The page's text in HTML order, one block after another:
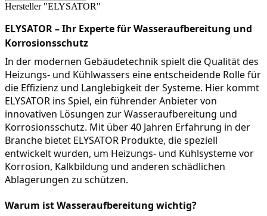
Hersteller "ELYSATOR"
ELYSATOR – Ihr Experte für Wasseraufbereitung und
Korrosionsschutz
In der modernen Gebäudetechnik spielt die Qualität des
Heizungs- und Kühlwassers eine entscheidende Rolle für
die Effizienz und Langlebigkeit der Systeme. Hier kommt
ELYSATOR ins Spiel, ein führender Anbieter von
innovativen Lösungen zur Wasseraufbereitung und
Korrosionsschutz. Mit über 40 Jahren Erfahrung in der
Branche bietet ELYSATOR Produkte, die speziell
entwickelt wurden, um Heizungs- und Kühlsysteme vor
Korrosion, Kalkbildung und anderen schädlichen
Ablagerungen zu schützen.
Warum ist Wasseraufbereitung wichtig?